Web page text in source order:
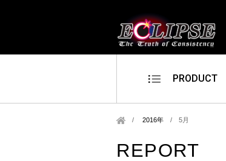
PRODUCT
2016年 /5月
REPORT